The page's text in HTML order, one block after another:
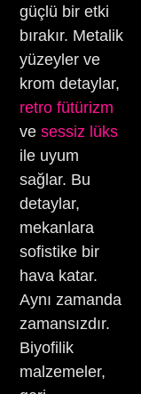
güçlü bir etki
bırakır. Metalik
yüzeyler ve
krom detaylar,
retro fütürizm
vesessiz lüks
ile uyum
sağlar. Bu
detaylar,
mekanlara
sofistike bir
hava katar.
Aynı zamanda
zamansızdır.
Biyofilik
malzemeler,